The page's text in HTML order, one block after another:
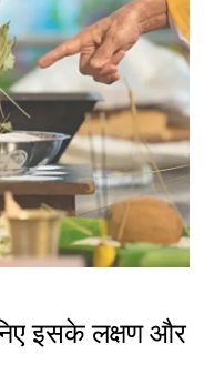
इसके लक्षण और